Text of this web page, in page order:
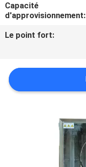
CONTRÔLE
DE
QUALITÉ
CONTACTER
NOUVELLES
Capacité
d'approvisionnement:
Le point fort: